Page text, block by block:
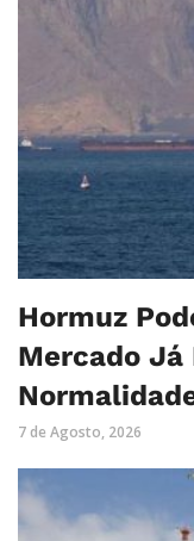
Hormuz
Mercado Já
7 de Agosto, 2026